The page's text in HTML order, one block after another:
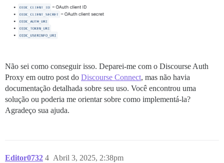
Não sei como conseguir isso. Deparei-me com o Discourse Auth
Proxy em outro post do Discourse Connect, mas não havia
documentação detalhada sobre seu uso. Você encontrou uma
solução ou poderia me orientar sobre como implementá-la?
Agradeço sua ajuda.
Editor0732 Abril 3, 2025, 2:38pm
4